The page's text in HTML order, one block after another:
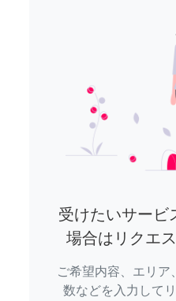
受けたいサービ
場合はリクエ
ご希望内容、エリア
数などを入力して